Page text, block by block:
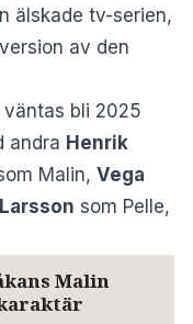
älskade tv-serien,
av den
bli 2025
andra Henrik
Malin, Vega
som Pelle,
Malin